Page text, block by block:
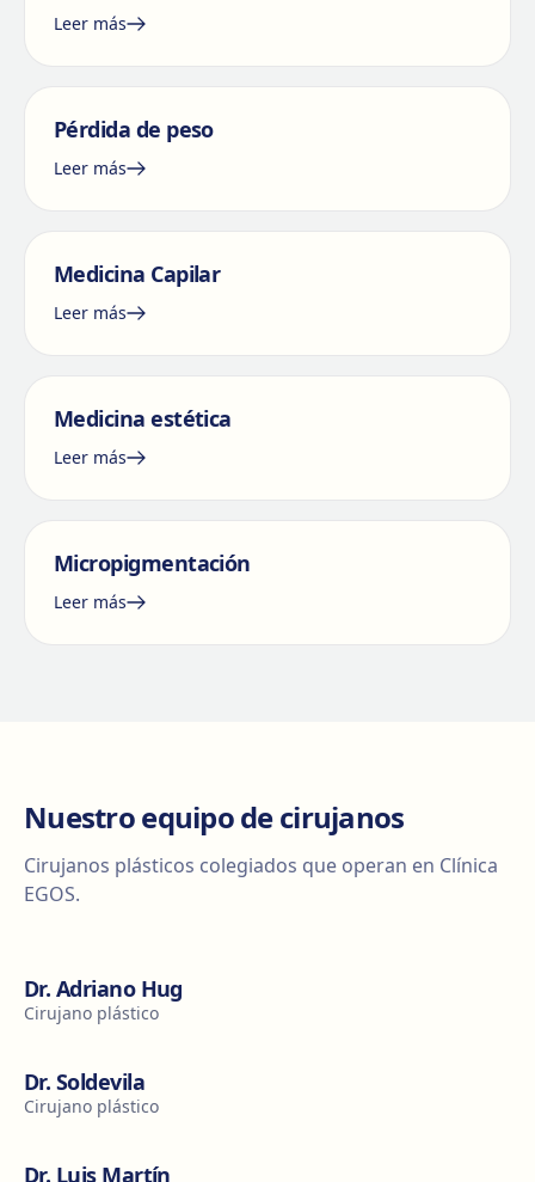
Leer más
Pérdida de peso
Leer más
Medicina Capilar
Leer más
Medicina estética
Leer más
Micropigmentación
Leer más
Nuestro equipo de cirujanos
Cirujanos plásticos colegiados que operan en Clínica
EGOS.
Dr. Adriano Hug
Cirujano plástico
Dr. Soldevila
Cirujano plástico
Dr. Luis Martín